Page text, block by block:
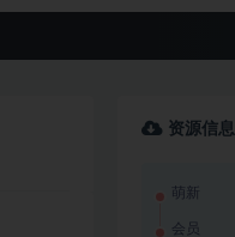
资源信息
萌新
会员